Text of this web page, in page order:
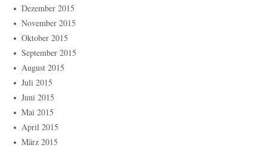
Dezember 2015
November 2015
Oktober 2015
September 2015
August 2015
Juli 2015
Juni 2015
Mai 2015
April 2015
März 2015